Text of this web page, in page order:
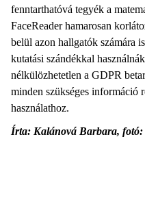
fenntarthatóvá tegyék a
FaceReader hamarosan
belül azon hallgatók számára
kutatási szándékkal
nélkülözhetetlen a GDPR
minden szükséges információ
használathoz.
Írta: Kalánová Barbara, fotó: